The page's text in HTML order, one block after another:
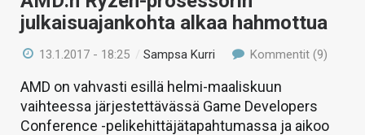
HAKU
julkaisuajankohta alkaa hahmottua
13.1.2017 - 18:25 /Sampsa Kurri Kommentit (9)
AMD on vahvasti esillä helmi-maaliskuun
vaihteessa järjestettävässä Game Developers
Conference -pelikehittäjätapahtumassa ja aikoo